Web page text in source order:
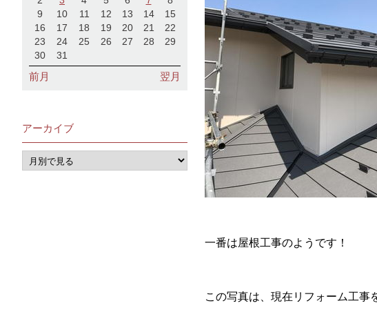
一番は屋根工事のようです！
この写真は、現在リフォーム工事
9
10 11 12 13 14
15
16
17 18 19 20 21
22
23
24 25 26 27 28
29
30
31
前月 翌月
アーカイブ